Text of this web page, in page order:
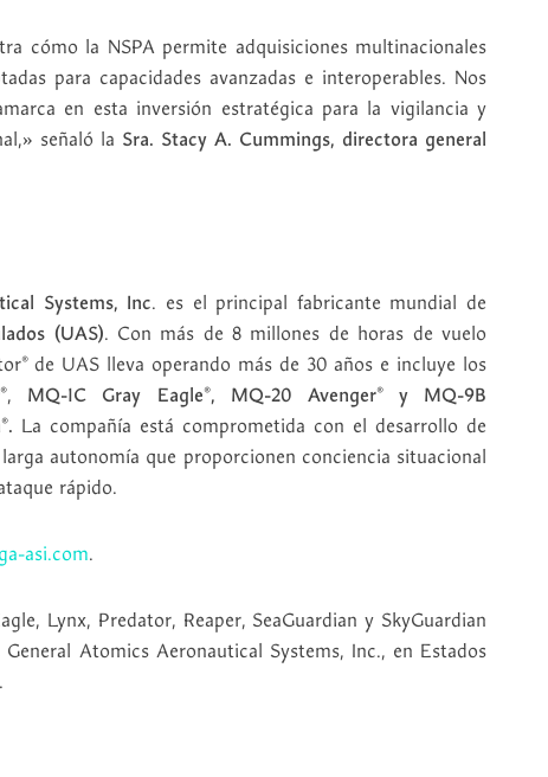
cómo la NSPA permite adquisiciones multinacionales
para capacidades avanzadas e interoperables. Nos
en esta inversión estratégica para la vigilancia y
señaló la Sra. Stacy A. Cummings, directora general
Systems, Inc. es el principal fabricante mundial de
(UAS). Con más de 8 millones de horas de vuelo
de UAS lleva operando más de 30 años e incluye los
, MQ-1C Gray Eagle®, MQ-20 Avenger® y MQ-9B
La compañía está comprometida con el desarrollo de
autonomía que proporcionen conciencia situacional
rápido.
asi.com.
Lynx, Predator, Reaper, SeaGuardian y SkyGuardian
Atomics Aeronautical Systems, Inc., en Estados